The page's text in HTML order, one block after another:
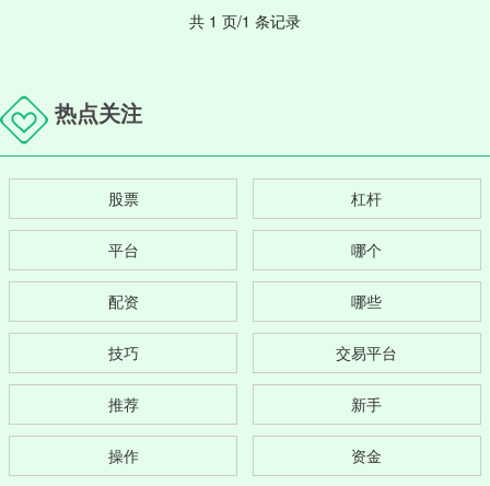
共 1 页/1 条记录
热点关注
股票 杠杆
平台 哪个
配资 哪些
技巧 交易平台
推荐 新手
操作 资金